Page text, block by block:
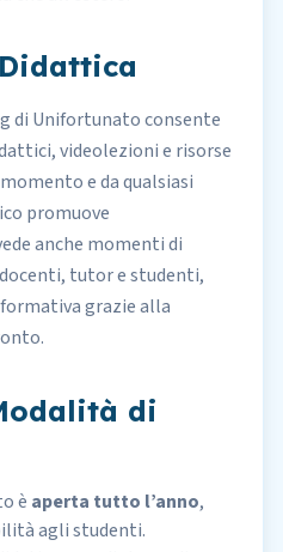
di Unifortunato consente
videolezioni e risorse
e da qualsiasi
promuove
anche momenti di
tutor e studenti,
grazie alla
di
è aperta tutto l’anno,
agli studenti.